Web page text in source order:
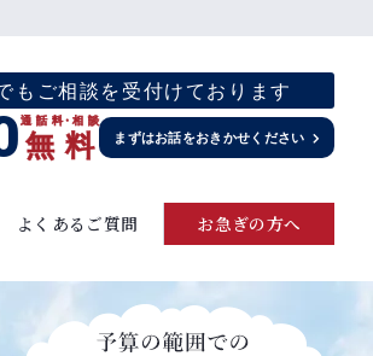
もご相談を受付けております
通話料・相談
無 料 まずはお話をおきかせください
よくあるご質問 お急ぎの方へ